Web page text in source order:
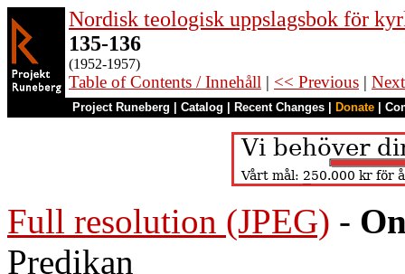
Nordisk teologisk uppslagsbok för
135-136
(1952-1957)
Table of Contents / Innehåll | << Previous |
Project Runeberg Catalog Recent Changes Donate
Full resolution (JPEG) -
Predikan